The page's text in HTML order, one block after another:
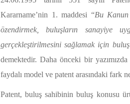
Kararname’nin 1. maddesi “Bu Kanun
özendirmek, buluşların sanayiye
gerçekleştirilmesini sağlamak için
demektedir. Daha önceki bir
faydalı model ve patent arasındaki fark
Patent, buluş sahibinin buluş konusu